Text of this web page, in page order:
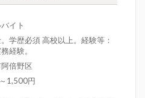
イト
学歴必須 高校以上。経験等：
経験。
倍野区
1,500円